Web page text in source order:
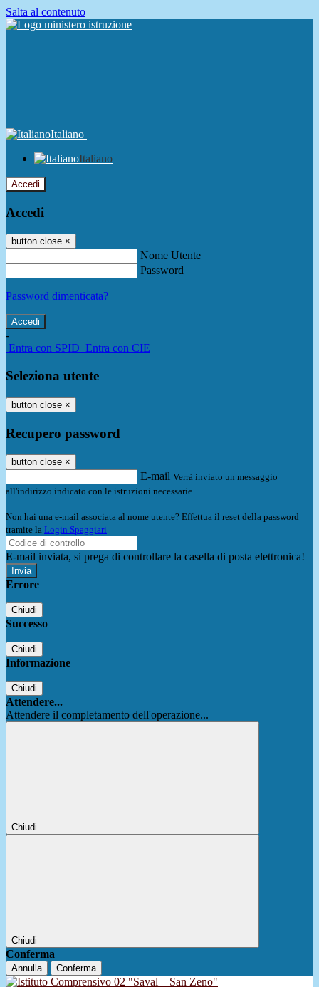
Salta al contenuto
Italiano
Italiano
Accedi
Accedi
button close ×
Nome Utente
Password
Password dimenticata?
-
Entra con SPID Entra con CIE
Seleziona utente
button close ×
Recupero password
button close ×
E-mail Verrà inviato un messaggio
all'indirizzo indicato con le istruzioni necessarie.
Non hai una e-mail associata al nome utente? Effettua il reset della password
tramite la Login Spaggiari
E-mail inviata, si prega di controllare la casella di posta elettronica!
Errore
Chiudi
Successo
Chiudi
Informazione
Chiudi
Attendere...
Attendere il completamento dell'operazione...
Chiudi
Chiudi
Conferma
Annulla Conferma